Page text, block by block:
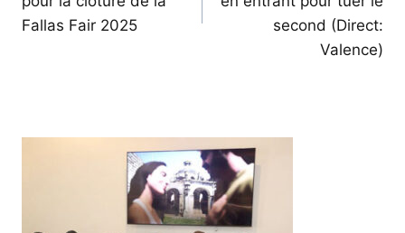
Fallas Fair 2025
second (Direct:
Valence)